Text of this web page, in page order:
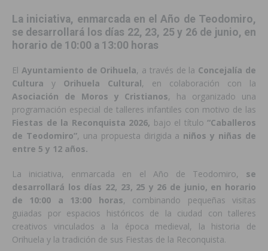
La iniciativa, enmarcada en el Año de Teodomiro,
se desarrollará los días 22, 23, 25 y 26 de junio, en
horario de 10:00 a 13:00 horas
El Ayuntamiento de Orihuela, a través de la Concejalía de
Cultura y Orihuela Cultural, en colaboración con la
Asociación de Moros y Cristianos, ha organizado una
programación especial de talleres infantiles con motivo de las
Fiestas de la Reconquista 2026, bajo el título “Caballeros
de Teodomiro”, una propuesta dirigida a niños y niñas de
entre 5 y 12 años.
La iniciativa, enmarcada en el Año de Teodomiro, se
desarrollará los días 22, 23, 25 y 26 de junio, en horario
de 10:00 a 13:00 horas, combinando pequeñas visitas
guiadas por espacios históricos de la ciudad con talleres
creativos vinculados a la época medieval, la historia de
Orihuela y la tradición de sus Fiestas de la Reconquista.